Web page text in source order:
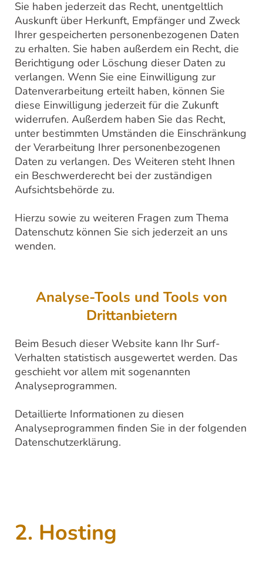
Sie haben jederzeit das Recht, unentgeltlich
Auskunft über Herkunft, Empfänger und Zweck
Ihrer gespeicherten personenbezogenen Daten
zu erhalten. Sie haben außerdem ein Recht, die
Berichtigung oder Löschung dieser Daten zu
verlangen. Wenn Sie eine Einwilligung zur
Datenverarbeitung erteilt haben, können Sie
diese Einwilligung jederzeit für die Zukunft
widerrufen. Außerdem haben Sie das Recht,
unter bestimmten Umständen die Einschränkung
der Verarbeitung Ihrer personenbezogenen
Daten zu verlangen. Des Weiteren steht Ihnen
ein Beschwerderecht bei der zuständigen
Aufsichtsbehörde zu.
Hierzu sowie zu weiteren Fragen zum Thema
Datenschutz können Sie sich jederzeit an uns
wenden.
Analyse-Tools und Tools von
Drittanbietern
Beim Besuch dieser Website kann Ihr Surf-
Verhalten statistisch ausgewertet werden. Das
geschieht vor allem mit sogenannten
Analyseprogrammen.
Detaillierte Informationen zu diesen
Analyseprogrammen finden Sie in der folgenden
Datenschutzerklärung.
2. Hosting